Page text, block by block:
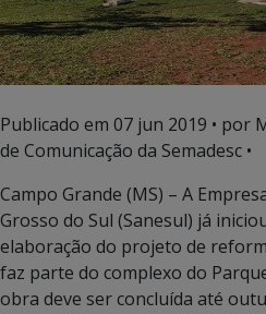
Publicado em 07 jun 2019 • por
de Comunicação da Semadesc •
Campo Grande (MS) – A
Grosso do Sul (Sanesul) já
elaboração do projeto de
faz parte do complexo do
obra deve ser concluída até